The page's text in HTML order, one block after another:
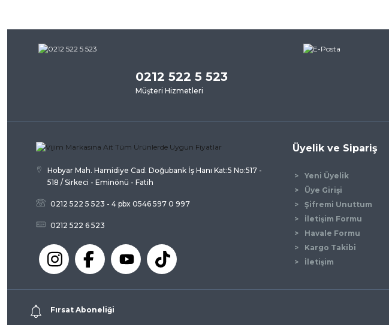
0212 522 5 523
Müşteri Hizmetleri
Hobyar Mah. Hamidiye Cad. Doğubank İş Hanı Kat:5 No:517 -
518 / Sirkeci - Eminönü - Fatih
0212 522 5 523 - 4 pbx 0546 597 0 997
0212 522 6 523
Üyelik ve Sipariş
Yeni Üyelik
Üye Girişi
Şifremi Unuttum
İletişim Formu
Havale Formu
Kargo Takibi
İletişim
Fırsat Aboneliği